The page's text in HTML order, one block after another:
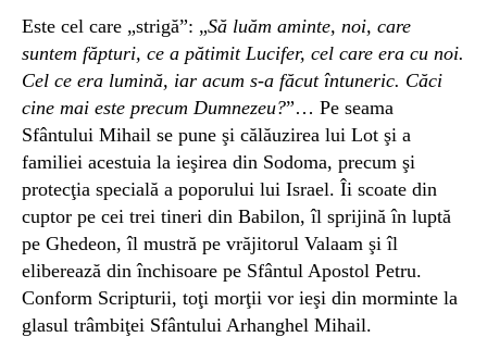
Este cel care „strigă”: „Să luăm aminte, noi, care
suntem făpturi, ce a pătimit Lucifer, cel care era cu noi.
Cel ce era lumină, iar acum s-a făcut întuneric. Căci
cine mai este precum Dumnezeu?”… Pe seama
Sfântului Mihail se pune şi călăuzirea lui Lot şi a
familiei acestuia la ieşirea din Sodoma, precum şi
protecţia specială a poporului lui Israel. Îi scoate din
cuptor pe cei trei tineri din Babilon, îl sprijină în luptă
pe Ghedeon, îl mustră pe vrăjitorul Valaam şi îl
eliberează din închisoare pe Sfântul Apostol Petru.
Conform Scripturii, toţi morţii vor ieşi din morminte la
glasul trâmbiţei Sfântului Arhanghel Mihail.